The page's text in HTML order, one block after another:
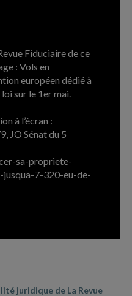
Fiduciaire de ce
: Vols en
européen dédié à
sur le 1er mai.
à l’écran :
JO Sénat du 5
sa-propriete-
7-320-eu-de-
juridique de La Revue